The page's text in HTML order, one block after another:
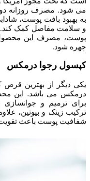
می شود. مصرف روزانه دو
به بهبود بافت پوست،
و سلامت مفاصل کمک کند.
پوست، مصرف این محصول
چهره شود.
کپسول رجوا درمکس
یکی دیگر از بهترین
درمکس می باشد. این
برای ترمیم و
ترکیب زینک و بیوتین،
شفافیت پوست باعث